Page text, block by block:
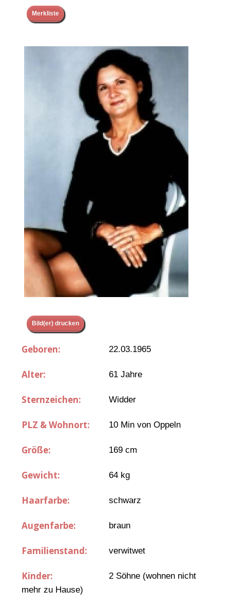
Merkliste
Bild(er) drucken
Geboren: 22.03.1965
Alter: 61 Jahre
Sternzeichen: Widder
PLZ & Wohnort: 10 Min von Oppeln
Größe: 169 cm
Gewicht: 64 kg
Haarfarbe: schwarz
Augenfarbe: braun
Familienstand: verwitwet
Kinder:
2 Söhne (wohnen nicht
mehr zu Hause)